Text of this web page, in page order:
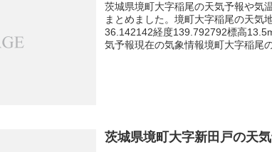
茨城県境町大字稲尾の天気予報や気
まとめました。境町大字稲尾の天気
36.142142経度139.792792標高
気予報現在の気象情報境町大字稲尾
茨城県境町大字新田戸の天